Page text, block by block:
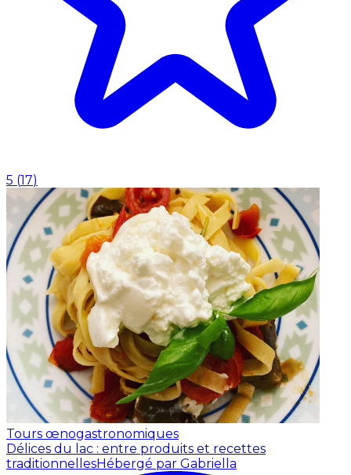
5 (17)
Tours œnogastronomiques
Délices du lac : entre produits et recettes
traditionnellesHébergé par Gabriella